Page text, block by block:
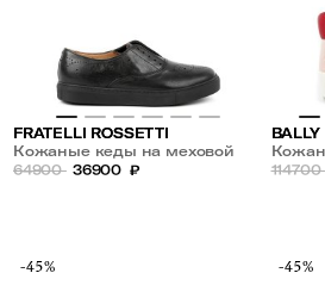
FRATELLI ROSSETTI
Кожаные кеды на меховой
подкладке
64900 36900 ₽
BALLY
114700
-45% -45%